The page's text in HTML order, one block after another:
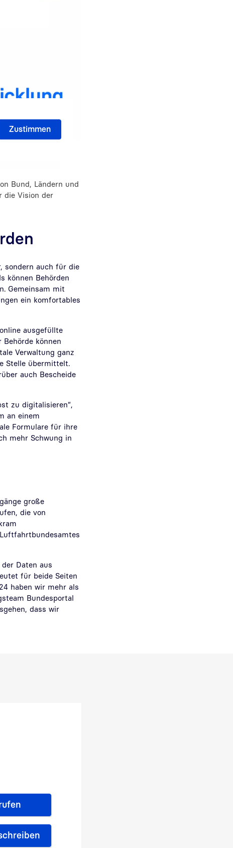
Bund, Ländern und
die Vision der
sondern auch für die
können Behörden
Gemeinsam mit
ein komfortables
ausgefüllte
können
Verwaltung ganz
Stelle übermittelt.
auch Bescheide
zu digitalisieren“,
an einem
Formulare für ihre
mehr Schwung in
große
die von
Daten aus
für beide Seiten
haben wir mehr als
Bundesportal
dass wir